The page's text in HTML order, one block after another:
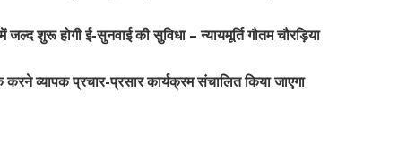
शुरू होगी ई-सुनवाई की सुविधा – न्यायमूर्ति गौतम चौरड़िया
व्यापक प्रचार-प्रसार कार्यक्रम संचालित किया जाएगा